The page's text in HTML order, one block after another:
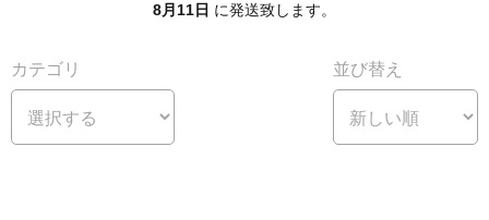
8月11日 に発送致します。
カテゴリ 並び替え